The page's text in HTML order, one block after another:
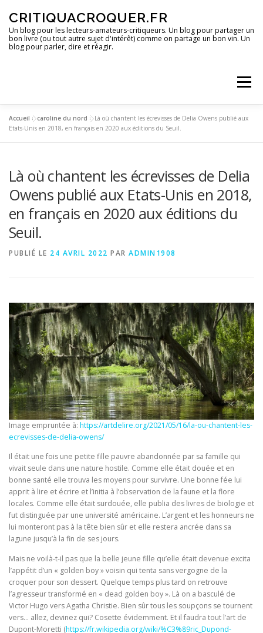
contenu
CRITIQUACROQUER.FR
Un blog pour les lecteurs-amateurs-critiqueurs. Un blog pour partager un
bon livre (ou tout autre sujet d'intérêt) comme on partage un bon vin. Un
blog pour parler, dire et réagir.
Menu
ACCUEIL UN BLOG ? DES LIVRES
DES IMAGES DES SPECTACLES DES OPINIONS
DES BONS PLANS
Accueil »caroline du nord »Là où chantent les écrevisses de Delia Owens publié aux
Etats-Unis en 2018, en français en 2020 aux éditions du Seuil.
Là où chantent les écrevisses de Delia
Owens publié aux Etats-Unis en 2018,
en français en 2020 aux éditions du
Seuil.
PUBLIÉ LE 24 AVRIL 2022 PAR ADMIN1908
Image empruntée à: https://artdelire.org/2021/05/16/la-ou-chantent-les-
ecrevisses-de-delia-owens/
Il était une fois une petite fille pauvre abandonnée par sa famille qui
vivait seule dans une nature hostile. Comme elle était douée et en
bonne santé elle trouva les moyens pour survivre. Une bonne fée lui
apprit à lire et écrire et l’initia à l’observation de la faune et la flore
locales. Comme elle était surdouée, elle publia des livres de biologie et
fut distinguée par une université américaine. L’argent et les honneurs ne
lui monteront pas à la tête bien sûr et elle restera ancrée dans sa
lagune jusqu’à la fin de ses jours.
Mais ne voilà-t-il pas que la belle jeune fille qu’elle était devenue excita
l’appétit d’un « golden boy » voisin qui tenta sans vergogne de la
croquer pour son dessert. Quelque temps plus tard on retrouve
l’agresseur transformé en « dead golden boy ». Là on a basculé de
Victor Hugo vers Agatha Christie. Bien sûr tous les soupçons se tournent
vers… allez, devinez qui? Cosette évidemment. Et il faudra tout l’art de
Dupont-Moretti (https://fr.wikipedia.org/wiki/%C3%89ric_Dupond-